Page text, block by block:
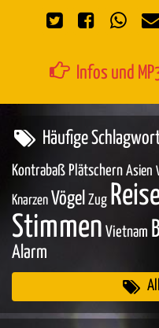
Infos und
Häufige
Kontrabaß Plätschern Asien
Knarzen Vögel Zug
Stimmen Vietnam
Alarm